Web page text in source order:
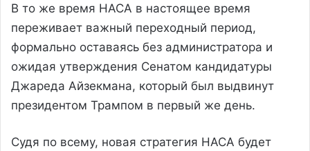
В то же время НАСА в настоящее время
переживает важный переходный период,
формально оставаясь без администратора и
ожидая утверждения Сенатом кандидатуры
Джареда Айзекмана, который был выдвинут
президентом Трампом в первый же день.
Судя по всему, новая стратегия НАСА будет